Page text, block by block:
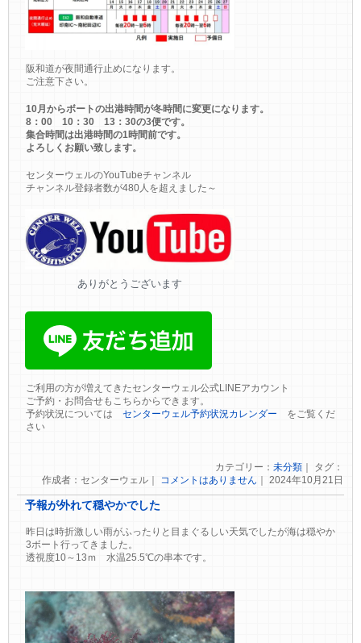
阪和道が夜間通行止めになります。
ご注意下さい。
10月からボートの出港時間が冬時間に変更になります。
8：00 10：30 13：30の3便です。
集合時間は出港時間の1時間前です。
よろしくお願い致します。
センターウェルのYouTubeチャンネル
チャンネル登録者数が480人を超えました～
ありがとうございます
ご利用の方が増えてきたセンターウェル公式LINEアカウント
ご予約・お問合せもこちらからできます。
予約状況についてはセンターウェル予約状況カレンダー をご覧くだ
さい
カテゴリー： 未分類｜ タグ：
作成者：センターウェル｜ コメントはありません ｜ 2024年10月21日
予報が外れて穏やかでした
昨日は時折激しい雨がふったりと目まぐるしい天気でしたが海は穏やか
3ボート行ってきました。
透視度10～13ｍ 水温25.5℃の串本です。